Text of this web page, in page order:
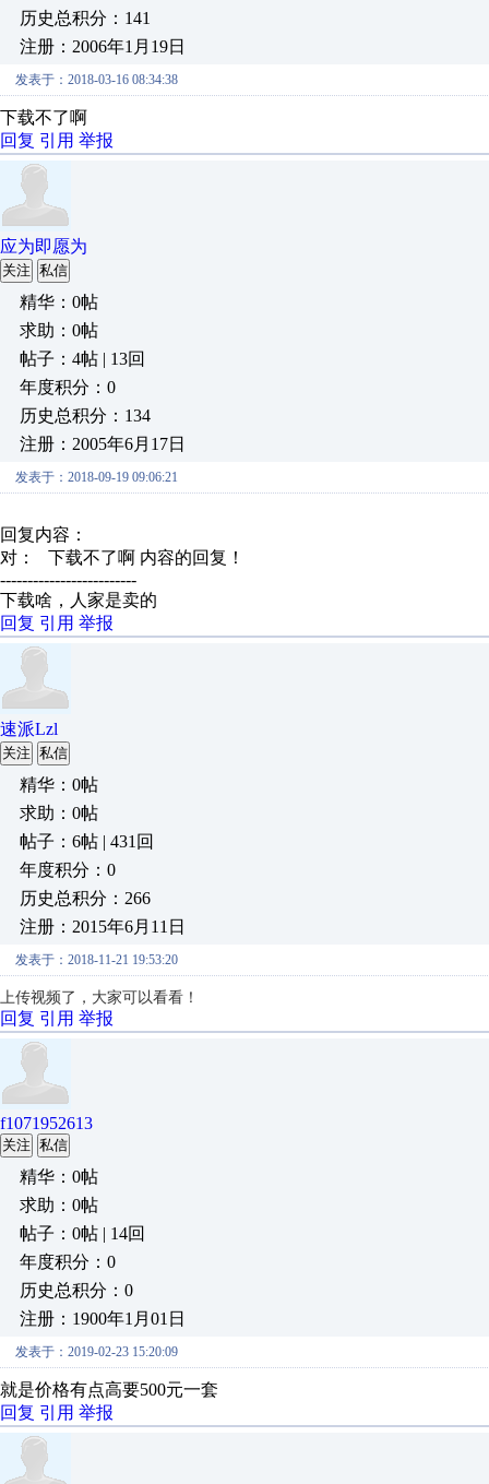
历史总积分：141
注册：2006年1月19日
发表于：2018-03-16 08:34:38
下载不了啊
回复 引用 举报
应为即愿为
关注 私信
精华：0帖
求助：0帖
帖子：4帖 | 13回
年度积分：0
历史总积分：134
注册：2005年6月17日
发表于：2018-09-19 09:06:21
回复内容：
对：
下载不了啊 内容的回复！
-------------------------
下载啥，人家是卖的
回复 引用 举报
速派Lzl
关注 私信
精华：0帖
求助：0帖
帖子：6帖 | 431回
年度积分：0
历史总积分：266
注册：2015年6月11日
发表于：2018-11-21 19:53:20
上传视频了，大家可以看看！
回复 引用 举报
f1071952613
关注 私信
精华：0帖
求助：0帖
帖子：0帖 | 14回
年度积分：0
历史总积分：0
注册：1900年1月01日
发表于：2019-02-23 15:20:09
就是价格有点高要500元一套
回复 引用 举报